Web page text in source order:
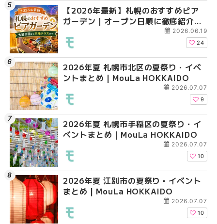
【2026年最新】札幌のおすすめビア
ガーデン｜オープン日順に徹底紹介！
大通公園から穴場テラスまで | MouLa
HOKKAIDO
2026.06.19
24
2026年夏 札幌市北区の夏祭り・イベ
ントまとめ | MouLa HOKKAIDO
2026.07.07
9
2026年夏 札幌市手稲区の夏祭り・イ
ベントまとめ | MouLa HOKKAIDO
2026.07.07
10
2026年夏 江別市の夏祭り・イベント
まとめ | MouLa HOKKAIDO
2026.07.07
10
2026年夏 札幌市北区
ントまとめ | MouLa
2026年夏 札幌市清田
ベントまとめ |
2026年夏 札幌市豊平
ベントまとめ |
2026年夏 札幌市南区
ントまとめ | MouLa
2026年夏 札幌市手稲
ベントまとめ |
2026年夏 札幌市清田
ベントまとめ |
札幌の麻辣湯（マーラ
め専門店6選！本場の
新店まで徹底比較 |
2026年夏 札幌市豊平
ベントまとめ |